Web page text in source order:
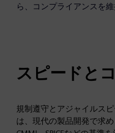
ら、コンプライアンスを維
スピードと
規制遵守とアジャイルス
は、現代の製品開発で求め